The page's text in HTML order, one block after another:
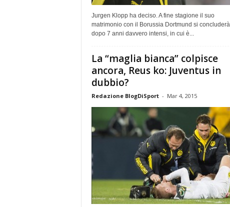
Jurgen Klopp ha deciso. A fine stagione il suo
matrimonio con il Borussia Dortmund si concluderà
dopo 7 anni davvero intensi, in cui è...
La “maglia bianca” colpisce
ancora, Reus ko: Juventus in
dubbio?
Redazione BlogDiSport - Mar 4, 2015